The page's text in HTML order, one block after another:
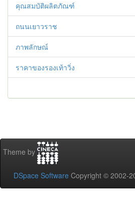
คุณสมบัติผลิตภัณฑ์
ถนนเยาวราช
ภาพลักษณ์
ราคาของรองเท้าวิ่ง
Theme by
DSpace Software Copyright © 2002-